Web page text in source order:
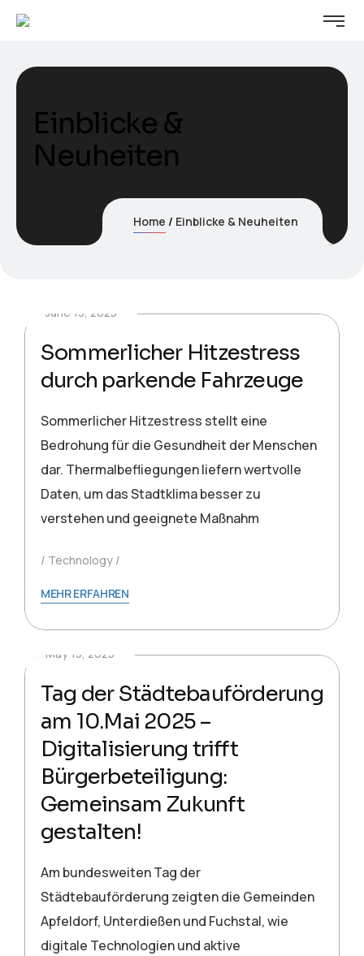
Einblicke &
Neuheiten
Home Einblicke & Neuheiten
June 13, 2025
Sommerlicher Hitzestress
durch parkende Fahrzeuge
Sommerlicher Hitzestress stellt eine
Bedrohung für die Gesundheit der Menschen
dar. Thermalbefliegungen liefern wertvolle
Daten, um das Stadtklima besser zu
verstehen und geeignete Maßnahm
Technology
MEHR ERFAHREN
May 13, 2025
Tag der Städtebauförderung
am 10.Mai 2025 –
Digitalisierung trifft
Bürgerbeteiligung:
Gemeinsam Zukunft
gestalten!
Am bundesweiten Tag der
Städtebauförderung zeigten die Gemeinden
Apfeldorf, Unterdießen und Fuchstal, wie
digitale Technologien und aktive